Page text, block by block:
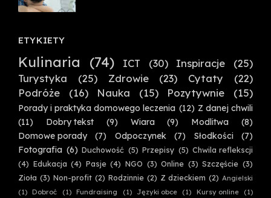
ETYKIETY
Kulinaria (74) ICT (30) Inspiracje
(25)
Turystyka
(25) Zdrowie (23) Cytaty
(22)
Podróże
(16) Nauka (15) Pozytywnie (15)
Porady i praktyka domowego leczenia (12) Z danej chwili
(11)
Dobry tekst (9) Wiara (9) Modlitwa
(8)
Domowe porady
(7) Odpoczynek (7) Słodkości
(7)
Fotografia (6) Duchowość (5) Przepisy (5) Chwila reflekscji
(4) Edukacja (4) Pasje (4) NGO (3) Online (3) Szczęście (3)
Zioła (3) Non-profit (2) Rodzinnie (2) Z dzieckiem (2) Angielski
(1) Dobroć (1) Fundraising (1) Języki obce (1) Kursy online (1)